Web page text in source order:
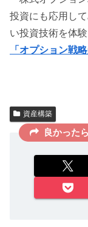
投資にも応用し
い投資技術を体
「オプション戦
資産構築
良かった